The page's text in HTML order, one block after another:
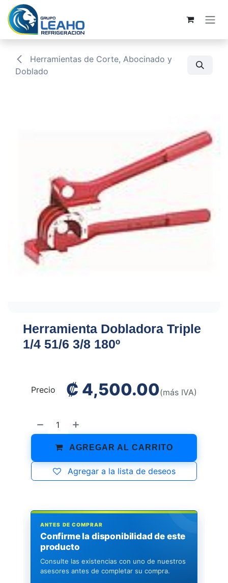
Ir al contenido
Herramientas de Corte, Abocinado y
Doblado
Herramienta Dobladora Triple
1/4 51/6 3/8 180º
AGREGAR AL CARRITO
Agregar a la lista de deseos
Precio ₡ 4,500.00(más IVA)
ANTES DE COMPRAR
Confirme la disponibilidad de este
producto
Consulte las existencias con uno de nuestros
asesores antes de completar su compra.